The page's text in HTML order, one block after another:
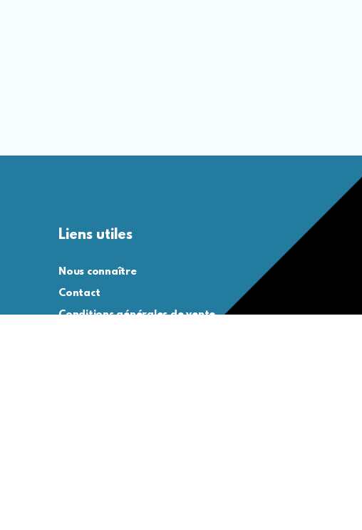
Liens utiles
Nous connaître
Contact
Conditions générales de vente